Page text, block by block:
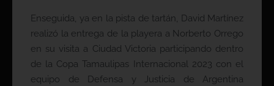
Enseguida, ya en la pista de tartán, David Martínez
realizó la entrega de la playera a Norberto Orrego
en su visita a Ciudad Victoria participando dentro
de la Copa Tamaulipas Internacional 2023 con el
equipo de Defensa y Justicia de Argentina